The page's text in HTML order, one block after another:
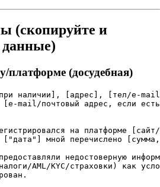
(скопируйте и
данные)
платформе (досудебная)
наличии], [адрес], [тел/e-
mail/почтовый адрес, если
на платформе
мной перечислено
недостоверную
AML/KYC/страховки) как